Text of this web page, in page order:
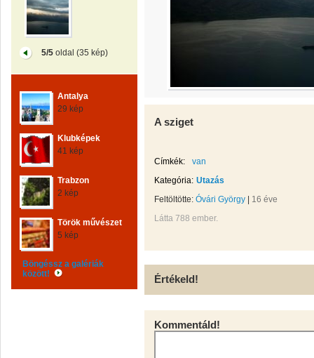
5/5oldal (35 kép)
Antalya
29 kép
Klubképek
41 kép
Trabzon
2 kép
Török művészet
5 kép
Böngéssz a galériák
között!
A sziget
Címkék:
van
Kategória: Utazás
Feltöltötte: Óvári György
16 éve
Látta 788 ember.
Értékeld!
Kommentáld!